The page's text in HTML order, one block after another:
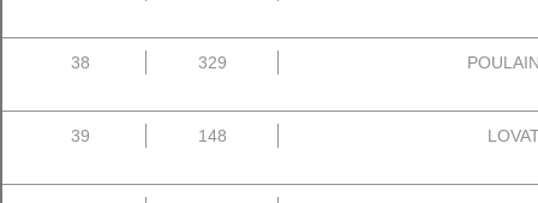
38 329
39 148